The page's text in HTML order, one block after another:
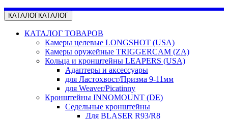
КАТАЛОГКАТАЛОГ
КАТАЛОГ ТОВАРОВ
Камеры целевые LONGSHOT (USA)
Камеры оружейные TRIGGERCAM (ZA)
Кольца и кронштейны LEAPERS (USA)
Адаптеры и аксессуары
для Ластохвост/Призма 9-11мм
для Weaver/Picatinny
Кронштейны INNOMOUNT (DE)
Седельные кронштейны
Для BLASER R93/R8